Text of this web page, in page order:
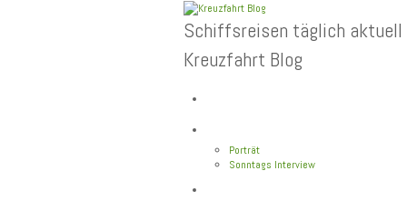
Schiffsreisen täglich aktuell
Kreuzfahrt Blog
Porträt
Sonntags Interview